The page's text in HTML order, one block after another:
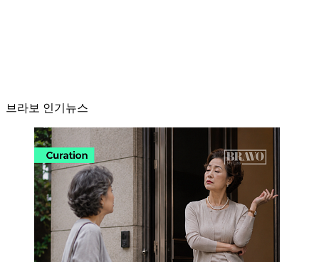
브라보 인기뉴스